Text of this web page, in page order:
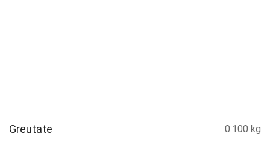
Greutate 0.100 kg